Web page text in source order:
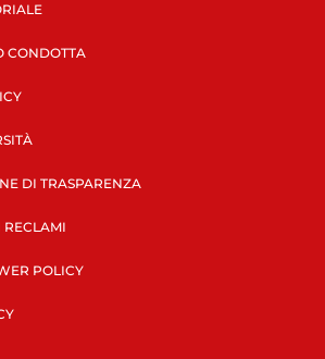
CONDOTTA
DI TRASPARENZA
RECLAMI
POLICY